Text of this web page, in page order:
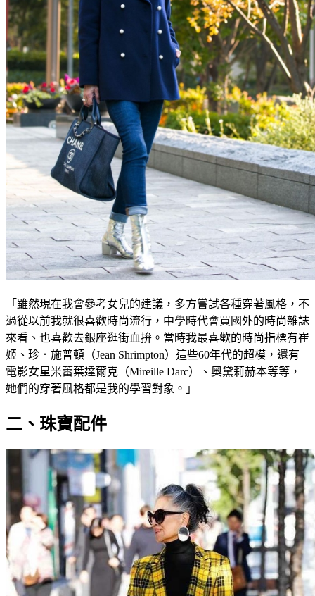
「雖然現在我會參考女兒的建議，多方嘗試各種穿著風格，不
過從以前我就很喜歡時尚流行，中學時代會買國外的時尚雜誌
來看、也喜歡去銀座逛街血拚。當時我最喜歡的時尚指標有崔
姬、珍．施普頓（Jean Shrimpton）這些60年代的超模，還有
電影女星米蕾葉達爾克（Mireille Darc）、奧黛莉赫本等等，
她們的穿著風格都是我的學習對象。」
二、珠寶配件